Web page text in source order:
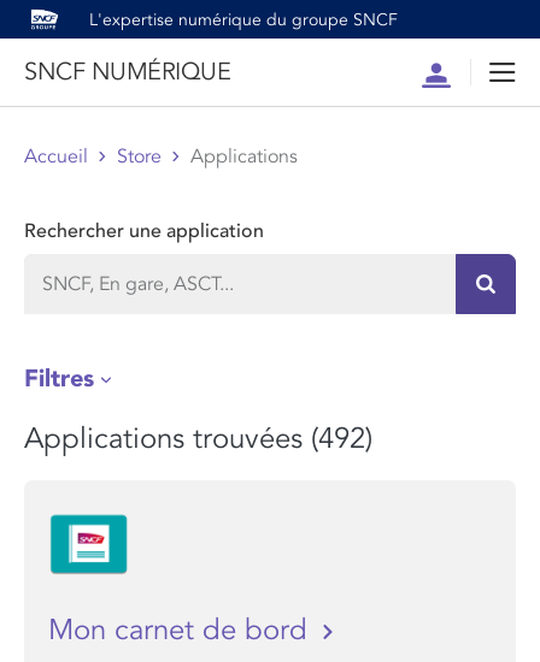
L'expertise numérique du groupe SNCF
SNCF NUMÉRIQUE
Compte
Accueil Store Applications
Rechercher une application
Filtres
Applications trouvées (492)
Mon carnet de bord